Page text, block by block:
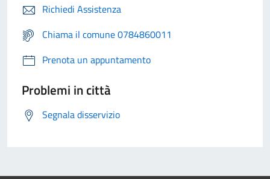
Richiedi Assistenza
Chiama il comune 0784860011
Prenota un appuntamento
Problemi in città
Segnala disservizio